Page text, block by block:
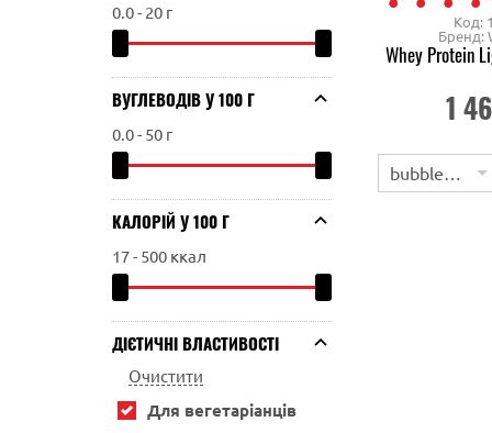
Код:
Бренд:
Whey Protein
1
bubblegum
0.0- 20 г
ВУГЛЕВОДІВ У 100 Г
0.0- 50 г
КАЛОРІЙ У 100 Г
17- 500 ккал
ДІЄТИЧНІ ВЛАСТИВОСТІ
Очистити
Для вегетаріанців